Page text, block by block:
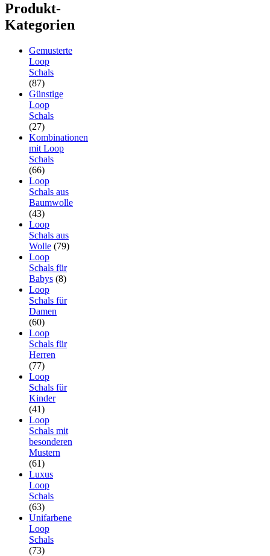
Produkt-
Kategorien
Gemusterte
Loop
Schals
(87)
Günstige
Loop
Schals
(27)
Kombinationen
mit Loop
Schals
(66)
Loop
Schals aus
Baumwolle
(43)
Loop
Schals aus
Wolle (79)
Loop
Schals für
Babys (8)
Loop
Schals für
Damen
(60)
Loop
Schals für
Herren
(77)
Loop
Schals für
Kinder
(41)
Loop
Schals mit
besonderen
Mustern
(61)
Luxus
Loop
Schals
(63)
Unifarbene
Loop
Schals
(73)